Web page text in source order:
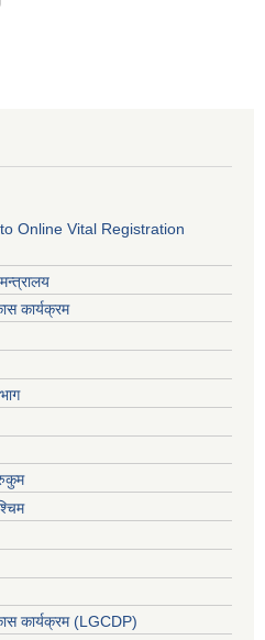
to Online Vital Registration
कार्यक्रम
कार्यक्रम (LGCDP)